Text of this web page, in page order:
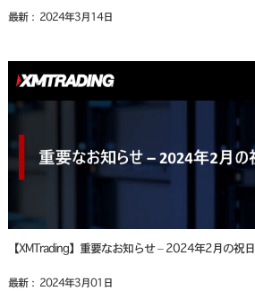
最新： 2024年3月14日
【XMTrading】重要なお知らせ – 2024年2月の祝日
最新： 2024年3月01日